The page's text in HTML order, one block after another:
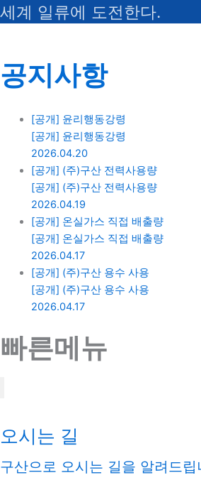
세계 일류에 도전한다.
공지사항
[공개] 윤리행동강령
[공개] 윤리행동강령
2026.04.20
[공개] (주)구산 전력사용량
[공개] (주)구산 전력사용량
2026.04.19
[공개] 온실가스 직접 배출량
[공개] 온실가스 직접 배출량
2026.04.17
[공개] (주)구산 용수 사용
[공개] (주)구산 용수 사용
2026.04.17
빠른메뉴
오시는 길
구산으로 오시는 길을 알려드립